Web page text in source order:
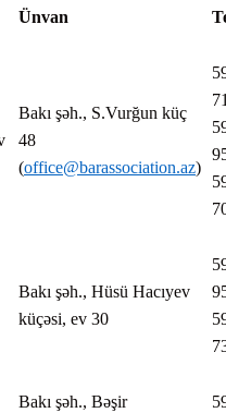
Ünvan
Bakı şəh., S.Vurğun küç
48
(office@barassociation.az)
Bakı şəh., Hüsü Hacıyev
küçəsi, ev 30
Bakı şəh., Bəşir